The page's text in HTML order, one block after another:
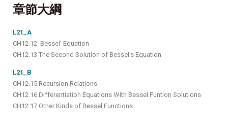
章節大綱
L21_A
CH12.12 Bessel' Equation
CH12.13 The Second Solution of Bessel's Equation
L21_B
CH12.15 Recursion Relations
CH12.16 Differentiation Equations With Bessel Funtion Solutions
CH12.17 Other Kinds of Bessel Functions